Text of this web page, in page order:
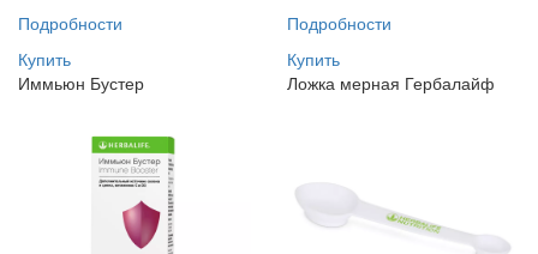
Подробности
Купить
Подробности
Купить
Иммьюн Бустер
Ложка мерная Гербалайф